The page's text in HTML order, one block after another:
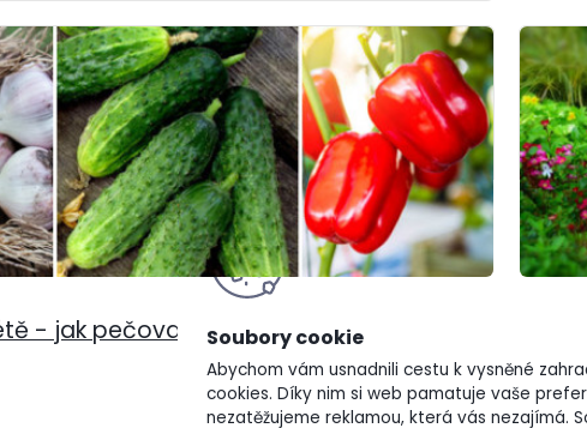
Abychom vám usnadnili cestu k vysněné
cookies. Díky nim si web pamatuje vaše
nezatěžujeme reklamou, která vás nezajímá.
- jak pečovat o papriky, okurky a